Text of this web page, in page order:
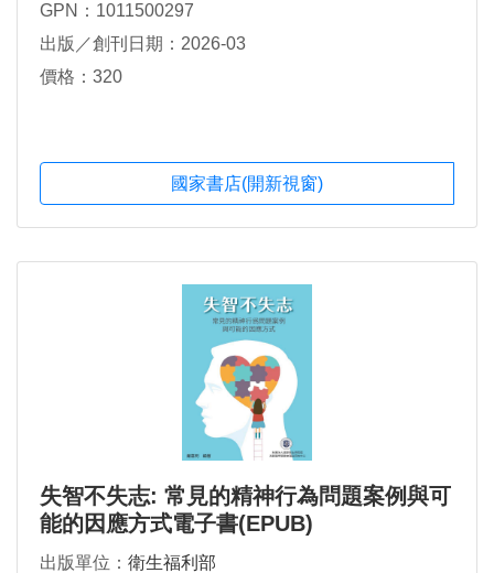
GPN：1011500297
出版／創刊日期：2026-03
價格：320
國家書店(開新視窗)
失智不失志: 常見的精神行為問題案例與可
能的因應方式電子書(EPUB)
出版單位： 衛生福利部